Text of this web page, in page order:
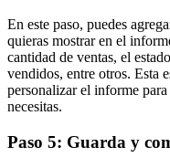
En este paso, puedes
quieras mostrar en el
cantidad de ventas, el
vendidos, entre otros. Esta
personalizar el informe
necesitas.
Paso 5: Guarda y